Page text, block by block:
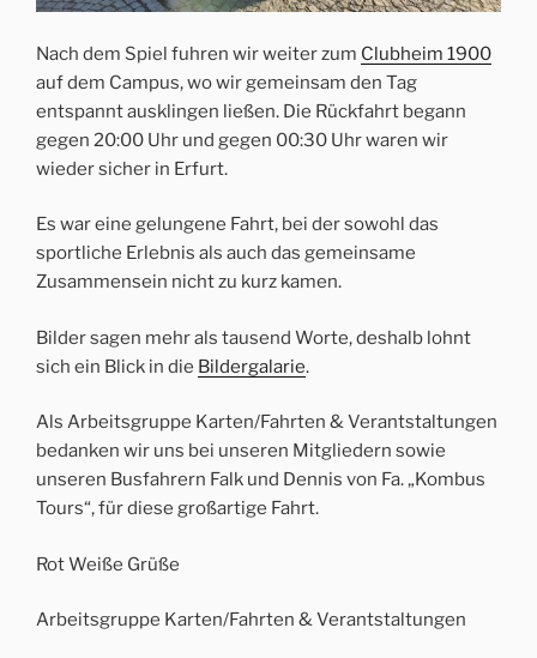
Nach dem Spiel fuhren wir weiter zum Clubheim 1900
auf dem Campus, wo wir gemeinsam den Tag
entspannt ausklingen ließen. Die Rückfahrt begann
gegen 20:00 Uhr und gegen 00:30 Uhr waren wir
wieder sicher in Erfurt.
Es war eine gelungene Fahrt, bei der sowohl das
sportliche Erlebnis als auch das gemeinsame
Zusammensein nicht zu kurz kamen.
Bilder sagen mehr als tausend Worte, deshalb lohnt
sich ein Blick in die Bildergalarie.
Als Arbeitsgruppe Karten/Fahrten & Verantstaltungen
bedanken wir uns bei unseren Mitgliedern sowie
unseren Busfahrern Falk und Dennis von Fa. „Kombus
Tours“, für diese großartige Fahrt.
Rot Weiße Grüße
Arbeitsgruppe Karten/Fahrten & Verantstaltungen